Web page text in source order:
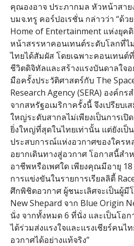
คุณองอาจ ประภากมล หัวหน้าสาย
บมจ.ทรู คอร์ปอเรชั่น กล่าวว่า “ด้
Home of Entertainment แห่งยุค
หน้าสรรหาคอนเทนต์ระดับโลกที่ไ
ไทยได้สัมผัส โดยเฉพาะคอนเทนต์
ชีวิตดิจิทัลและสร้างแรงบันดาลใจ
มือครั้งประวัติศาสตร์กับ The
Research Agency (SERA) องค์ก
จากสหรัฐอเมริกาครั้งนี้ จึงเปรียบ
ใหญ่ระดับสากลไม่เพียงเป็นการเปิ
ยิ่งใหญ่ที่สุดในไทยเท่านั้น แต่ยังเป็
ประสบการณ์แห่งอวกาศของใคร
อยากเดินทางสู่อวกาศ โอกาสนี้ส
อาชีพหรือเพศใด เพียงคุณมีอายุ
การแข่งขันในรายการเรียลลิตี้
ศึกพิชิตอวกาศ ผู้ชนะเลิศจะเป็นผู้มี
New Shepard จาก Blue Origin
นั่ง จากทั้งหมด 6 ที่นั่ง และเป็นโอ
ได้ร่วมส่งแรงใจและแรงเชียร์คนไ
อวกาศได้อย่างแท้จริง”